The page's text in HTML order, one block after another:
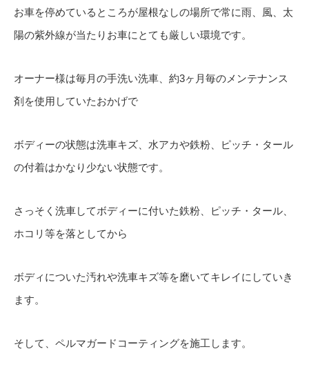
お車を停めているところが屋根なしの場所で常に雨、風、太
陽の紫外線が当たりお車にとても厳しい環境です。
オーナー様は毎月の手洗い洗車、約3ヶ月毎のメンテナンス
剤を使用していたおかげで
ボディーの状態は洗車キズ、水アカや鉄粉、ピッチ・タール
の付着はかなり少ない状態です。
さっそく洗車してボディーに付いた鉄粉、ピッチ・タール、
ホコリ等を落としてから
ボディについた汚れや洗車キズ等を磨いてキレイにしていき
ます。
そして、ペルマガードコーティングを施工します。